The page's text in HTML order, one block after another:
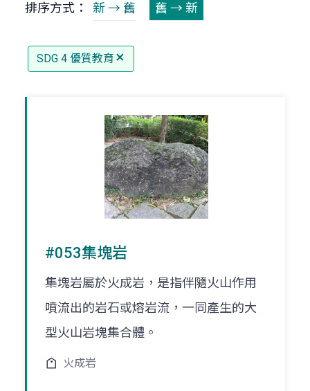
排序方式： 新 → 舊 舊 → 新
SDG 4 優質教育
#053集塊岩
集塊岩屬於火成岩，是指伴隨火山作用
噴流出的岩石或熔岩流，一同產生的大
型火山岩塊集合體。
火成岩